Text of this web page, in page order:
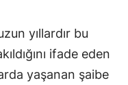
yıllardır bu
ifade eden
yaşanan şaibe